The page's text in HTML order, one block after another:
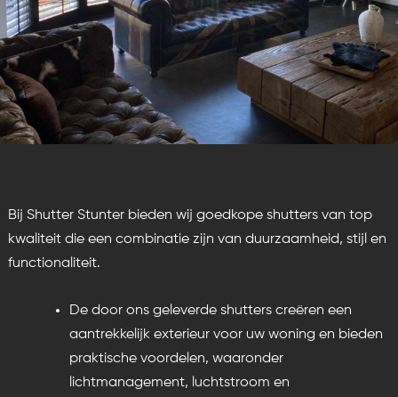
Bij Shutter Stunter bieden wij goedkope shutters van top
kwaliteitdie een combinatie zijn van duurzaamheid, stijl en
functionaliteit.
De door ons geleverde shutters creëren een
aantrekkelijk exterieur voor uw woning en bieden
praktische voordelen, waaronder
lichtmanagement, luchtstroom en